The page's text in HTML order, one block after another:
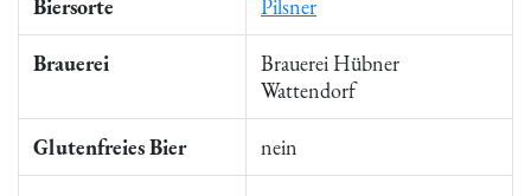
Biersorte Pilsner
Brauerei
Brauerei Hübner
Wattendorf
Glutenfreies Bier nein